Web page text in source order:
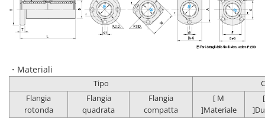
・Materiali
Tipo
Flangia
rotonda
Flangia
quadrata
Flangia
compatta
[ M
]Materiale